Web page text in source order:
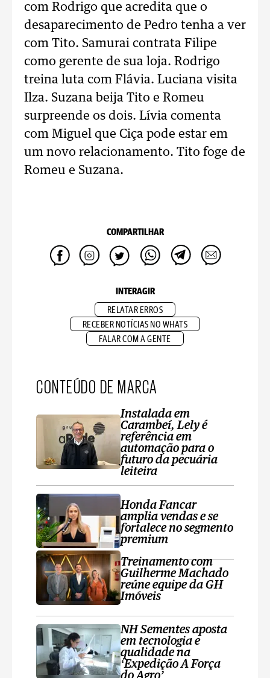
com Rodrigo que acredita que o
desaparecimento de Pedro tenha a ver
com Tito. Samurai contrata Filipe
como gerente de sua loja. Rodrigo
treina luta com Flávia. Luciana visita
Ilza. Suzana beija Tito e Romeu
surpreende os dois. Lívia comenta
com Miguel que Ciça pode estar em
um novo relacionamento. Tito foge de
Romeu e Suzana.
COMPARTILHAR
INTERAGIR
RELATAR ERROS
RECEBER NOTÍCIAS NO WHATS
FALAR COM A GENTE
CONTEÚDO DE MARCA
Instalada em
Carambeí, Lely é
referência em
automação para o
futuro da pecuária
leiteira
Honda Fancar
amplia vendas e se
fortalece no segmento
premium
Treinamento com
Guilherme Machado
reúne equipe da GH
Imóveis
NH Sementes aposta
em tecnologia e
qualidade na
‘Expedição A Força